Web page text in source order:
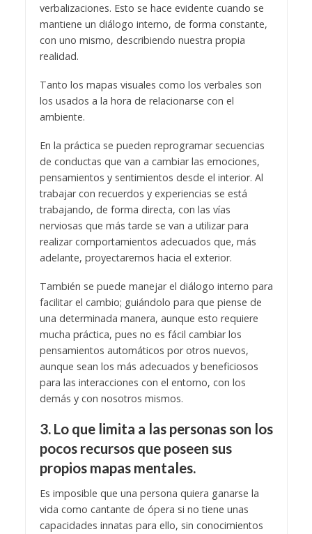
verbalizaciones. Esto se hace evidente cuando se
mantiene un diálogo interno, de forma constante,
con uno mismo, describiendo nuestra propia
realidad.
Tanto los mapas visuales como los verbales son
los usados a la hora de relacionarse con el
ambiente.
En la práctica se pueden reprogramar secuencias
de conductas que van a cambiar las emociones,
pensamientos y sentimientos desde el interior. Al
trabajar con recuerdos y experiencias se está
trabajando, de forma directa, con las vías
nerviosas que más tarde se van a utilizar para
realizar comportamientos adecuados que, más
adelante, proyectaremos hacia el exterior.
También se puede manejar el diálogo interno para
facilitar el cambio; guiándolo para que piense de
una determinada manera, aunque esto requiere
mucha práctica, pues no es fácil cambiar los
pensamientos automáticos por otros nuevos,
aunque sean los más adecuados y beneficiosos
para las interacciones con el entorno, con los
demás y con nosotros mismos.
3. Lo que limita a las personas son los
pocos recursos que poseen sus
propios mapas mentales.
Es imposible que una persona quiera ganarse la
vida como cantante de ópera si no tiene unas
capacidades innatas para ello, sin conocimientos